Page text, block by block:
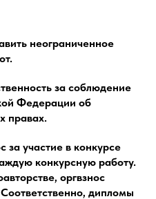
неограниченное
за соблюдение
Федерации об
правах.
за участие в конкурсе
конкурсную работу.
оргвзнос
дипломы